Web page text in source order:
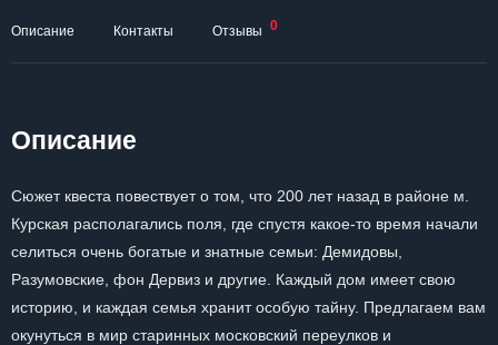
Описание Контакты Отзывы 0
Описание
Сюжет квеста повествует о том, что 200 лет назад в районе м.
Курская располагались поля, где спустя какое-то время начали
селиться очень богатые и знатные семьи: Демидовы,
Разумовские, фон Дервиз и другие. Каждый дом имеет свою
историю, и каждая семья хранит особую тайну. Предлагаем вам
окунуться в мир старинных московский переулков и